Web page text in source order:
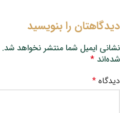
دیدگاهتان را بنویسید
نشانی ایمیل شما منتشر نخواهد شد.
شده‌اند *
دیدگاه *